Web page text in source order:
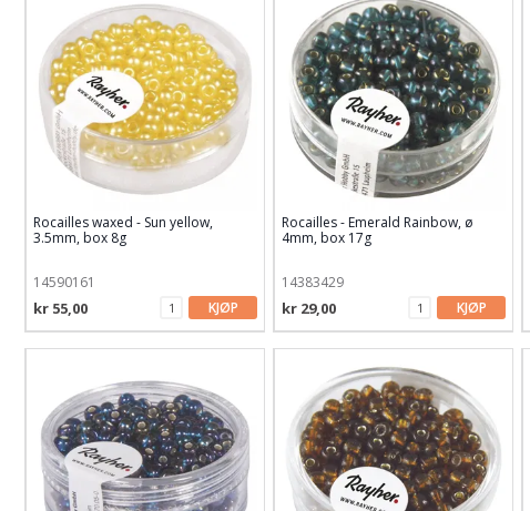
Rocailles waxed - Sun yellow,
3.5mm, box 8g
14590161
kr 55,00 KJØP
Rocailles - Emerald Rainbow, ø
4mm, box 17g
14383429
kr 29,00 KJØP